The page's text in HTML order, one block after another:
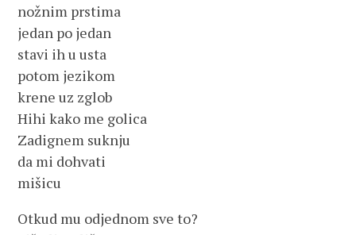
nožnim prstima
jedan po jedan
stavi ih u usta
potom jezikom
krene uz zglob
Hihi kako me golica
Zadignem suknju
da mi dohvati
mišicu
Otkud mu odjednom sve to?